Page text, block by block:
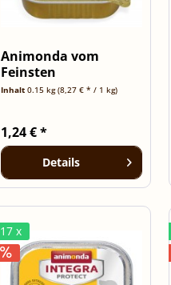
Animonda vom
Feinsten
Schlemmerkern mit
Inhalt 0.15 kg(8,27 € * / 1 kg)
1,24 € *
Details
17 x